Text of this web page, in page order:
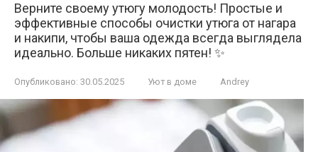
Верните своему утюгу молодость! Простые и
эффективные способы очистки утюга от нагара
и накипи, чтобы ваша одежда всегда выглядела
идеально. Больше никаких пятен! ✨
Опубликовано: 30.05.2025 Уют в доме Andrey